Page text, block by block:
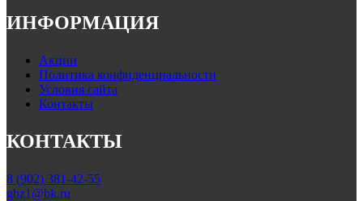
ИНФОРМАЦИЯ
Акции
Политика конфиденциальности
Условия сайта
Контакты
КОНТАКТЫ
8 (902) 381-42-55
gbz1@bk.ru